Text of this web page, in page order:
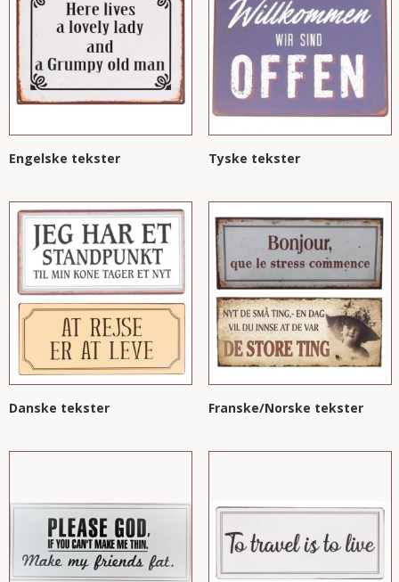
Engelske tekster Tyske tekster
Danske tekster Franske/Norske tekster